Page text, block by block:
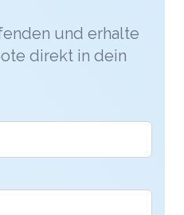
und erhalte
direkt in dein